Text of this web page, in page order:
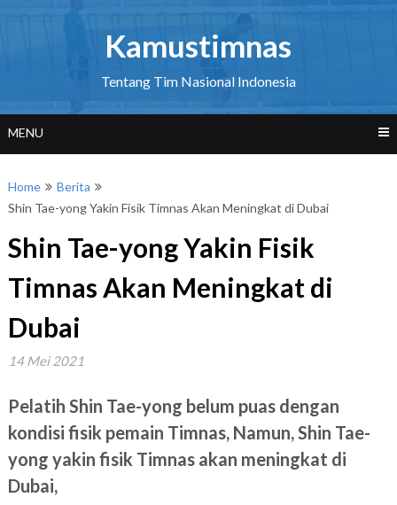
Kamustimnas
Tentang Tim Nasional Indonesia
MENU
Home
Berita
Shin Tae-yong Yakin Fisik Timnas Akan Meningkat di Dubai
Shin Tae-yong Yakin Fisik
Timnas Akan Meningkat di
Dubai
14 Mei 2021
Pelatih Shin Tae-yong belum puas dengan
kondisi fisik pemain Timnas, Namun, Shin Tae-
yong yakin fisik Timnas akan meningkat di
Dubai,